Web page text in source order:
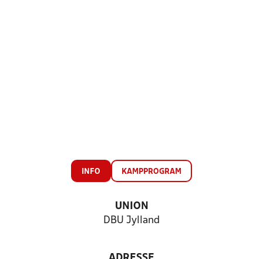
INFO KAMPPROGRAM
UNION
DBU Jylland